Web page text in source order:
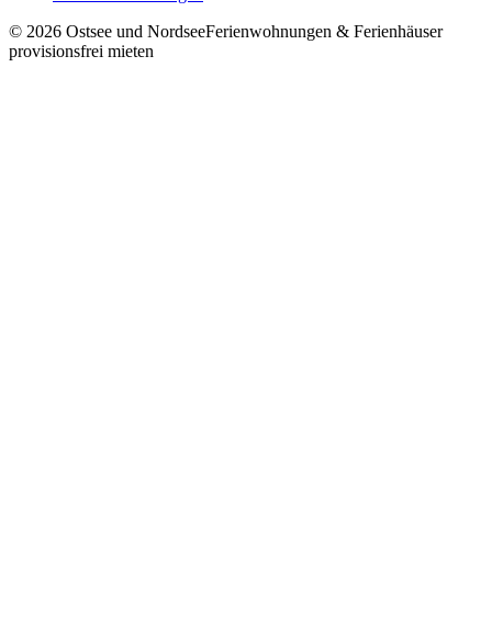
© 2026 Ostsee und NordseeFerienwohnungen & Ferienhäuser
provisionsfrei mieten